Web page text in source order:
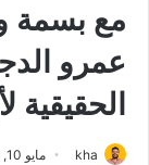
مع بسمة
عمرو
الحقيقية
kha مايو 10, 2026